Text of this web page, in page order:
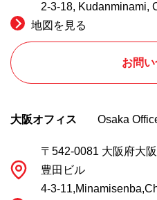
2-3-18, Kudanminami,
地図を見る
お問
大阪オフィス Osaka
〒542-0081 大阪府大
豊田ビル
4-3-